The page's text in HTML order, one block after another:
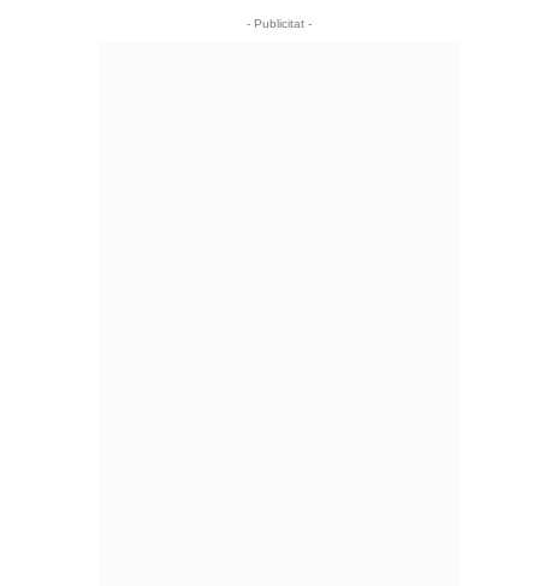
- Publicitat -